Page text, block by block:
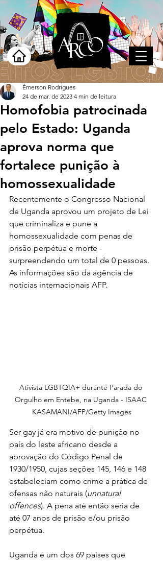
Homofobia patrocinada
pelo Estado: Uganda
aprova norma que
fortalece punição à
homossexualidade
Émerson Rodrigues
24 de mar. de 2023 4 min de leitura
Recentemente o Congresso Nacional
de Uganda aprovou um projeto de Lei
que criminaliza e pune a
homossexualidade com penas de
prisão perpétua e morte -
surpreendendo um total de 0 pessoas.
As informações são da agência de
notícias internacionais AFP.
Ativista LGBTQIA+ durante Parada do
Orgulho em Entebe, na Uganda - ISAAC
KASAMANI/AFP/Getty Images
Ser gay já era motivo de punição no
país do leste africano desde a
aprovação do Código Penal de
1930/1950, cujas seções 145, 146 e 148
estabeleciam como crime a prática de
ofensas não naturais (unnatural
offences). A pena até então seria de
até 07 anos de prisão e/ou prisão
perpétua.
Uganda é um dos 69 países que